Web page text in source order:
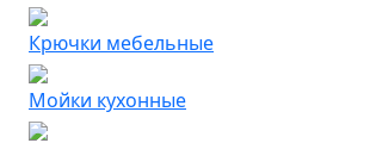
Крючки мебельные
Мойки кухонные